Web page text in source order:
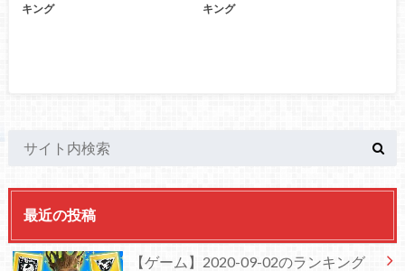
キング
キング
最近の投稿
【ゲーム】2020-09-02のランキング